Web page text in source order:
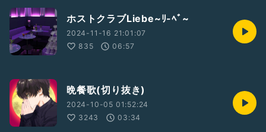
人外 薙魔@chimajingai142
愛染 羽夢@mojituzuri_myu
chi-ko @1rmIouWGTGkhWk5
の台本をいつもお借りしています🌝💞
モチベーションが上がります🌝💞
応援してください❣️
#寝る前にオススメ
#ASMR
ホストクラブLiebe~ﾘ-ﾍﾞ~
2024-11-16 21:01:07
835
06:57
晩餐歌(切り抜き)
2024-10-05 01:52:24
3243
03:34